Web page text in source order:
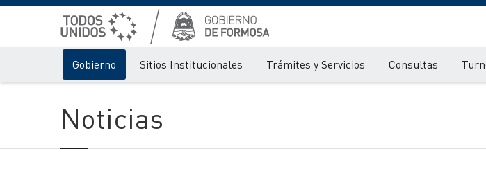
Gobierno Sitios Institucionales Trámites y Servicios Consultas
Noticias